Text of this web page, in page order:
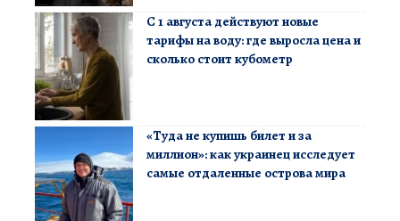
С 1 августа действуют новые
тарифы на воду: где выросла цена и
сколько стоит кубометр
«Туда не купишь билет и за
миллион»: как украинец исследует
самые отдаленные острова мира